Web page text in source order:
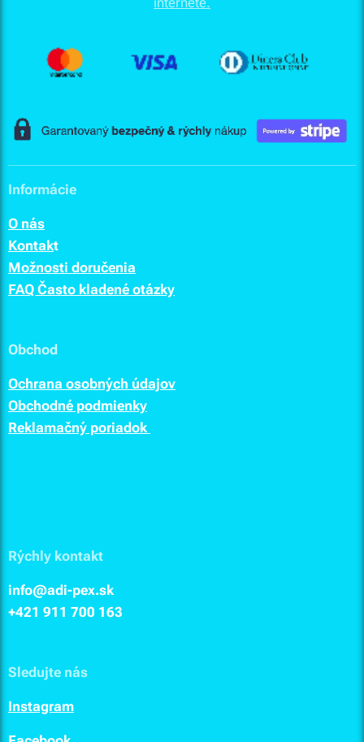
Informácie
O nás
Kontakt
Možnosti doručenia
FAQ Často kladené otázky
Obchod
Ochrana osobných údajov
Obchodné podmienky
Reklamačný poriadok
Rýchly kontakt
info@adi-pex.sk
+421 911 700 163
Sledujte nás
Instagram